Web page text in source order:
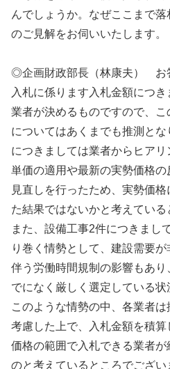
んでしょうか。なぜここまで
のご見解をお伺いいたします。
◎企画財政部長（林康夫） お
入札に係ります入札金額につ
業者が決めるものですので、
についてはあくまでも推測と
につきましては業者からヒア
単価の適用や最新の実勢価格
見直しを行ったため、実勢価
た結果ではないかと考えている
また、設備工事2件につきまし
り巻く情勢として、建設需要
伴う労働時間規制の影響もあり
でになく厳しく選定している状
このような情勢の中、各業者
考慮した上で、入札金額を積
価格の範囲で入札できる業者
のと考えているところでござい